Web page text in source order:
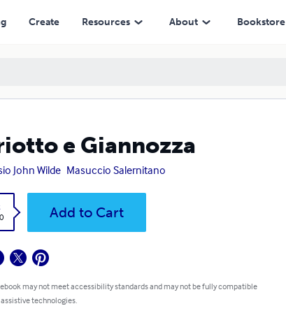
Create Resources About Bookstore
e Giannozza
John Wilde Masuccio Salernitano
Add to Cart
may not meet accessibility standards and may not be fully compatible
technologies.